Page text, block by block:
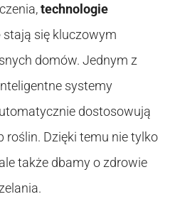
technologie
stają się kluczowym
domów. Jednym z
systemy
dostosowują
roślin. Dzięki temu nie tylko
także dbamy o zdrowie